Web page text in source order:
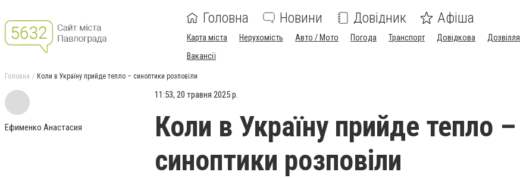
Головна Новини Довідник Афіша
Карта міста Нерухомість Авто / Мото Погода Транспорт Довідкова Дозвілля
Вакансії
Головна Коли в Україну прийде тепло – синоптики розповіли
Ефименко Анастасия
11:53, 20 травня 2025 р.
Коли в Україну прийде тепло –
синоптики розповіли